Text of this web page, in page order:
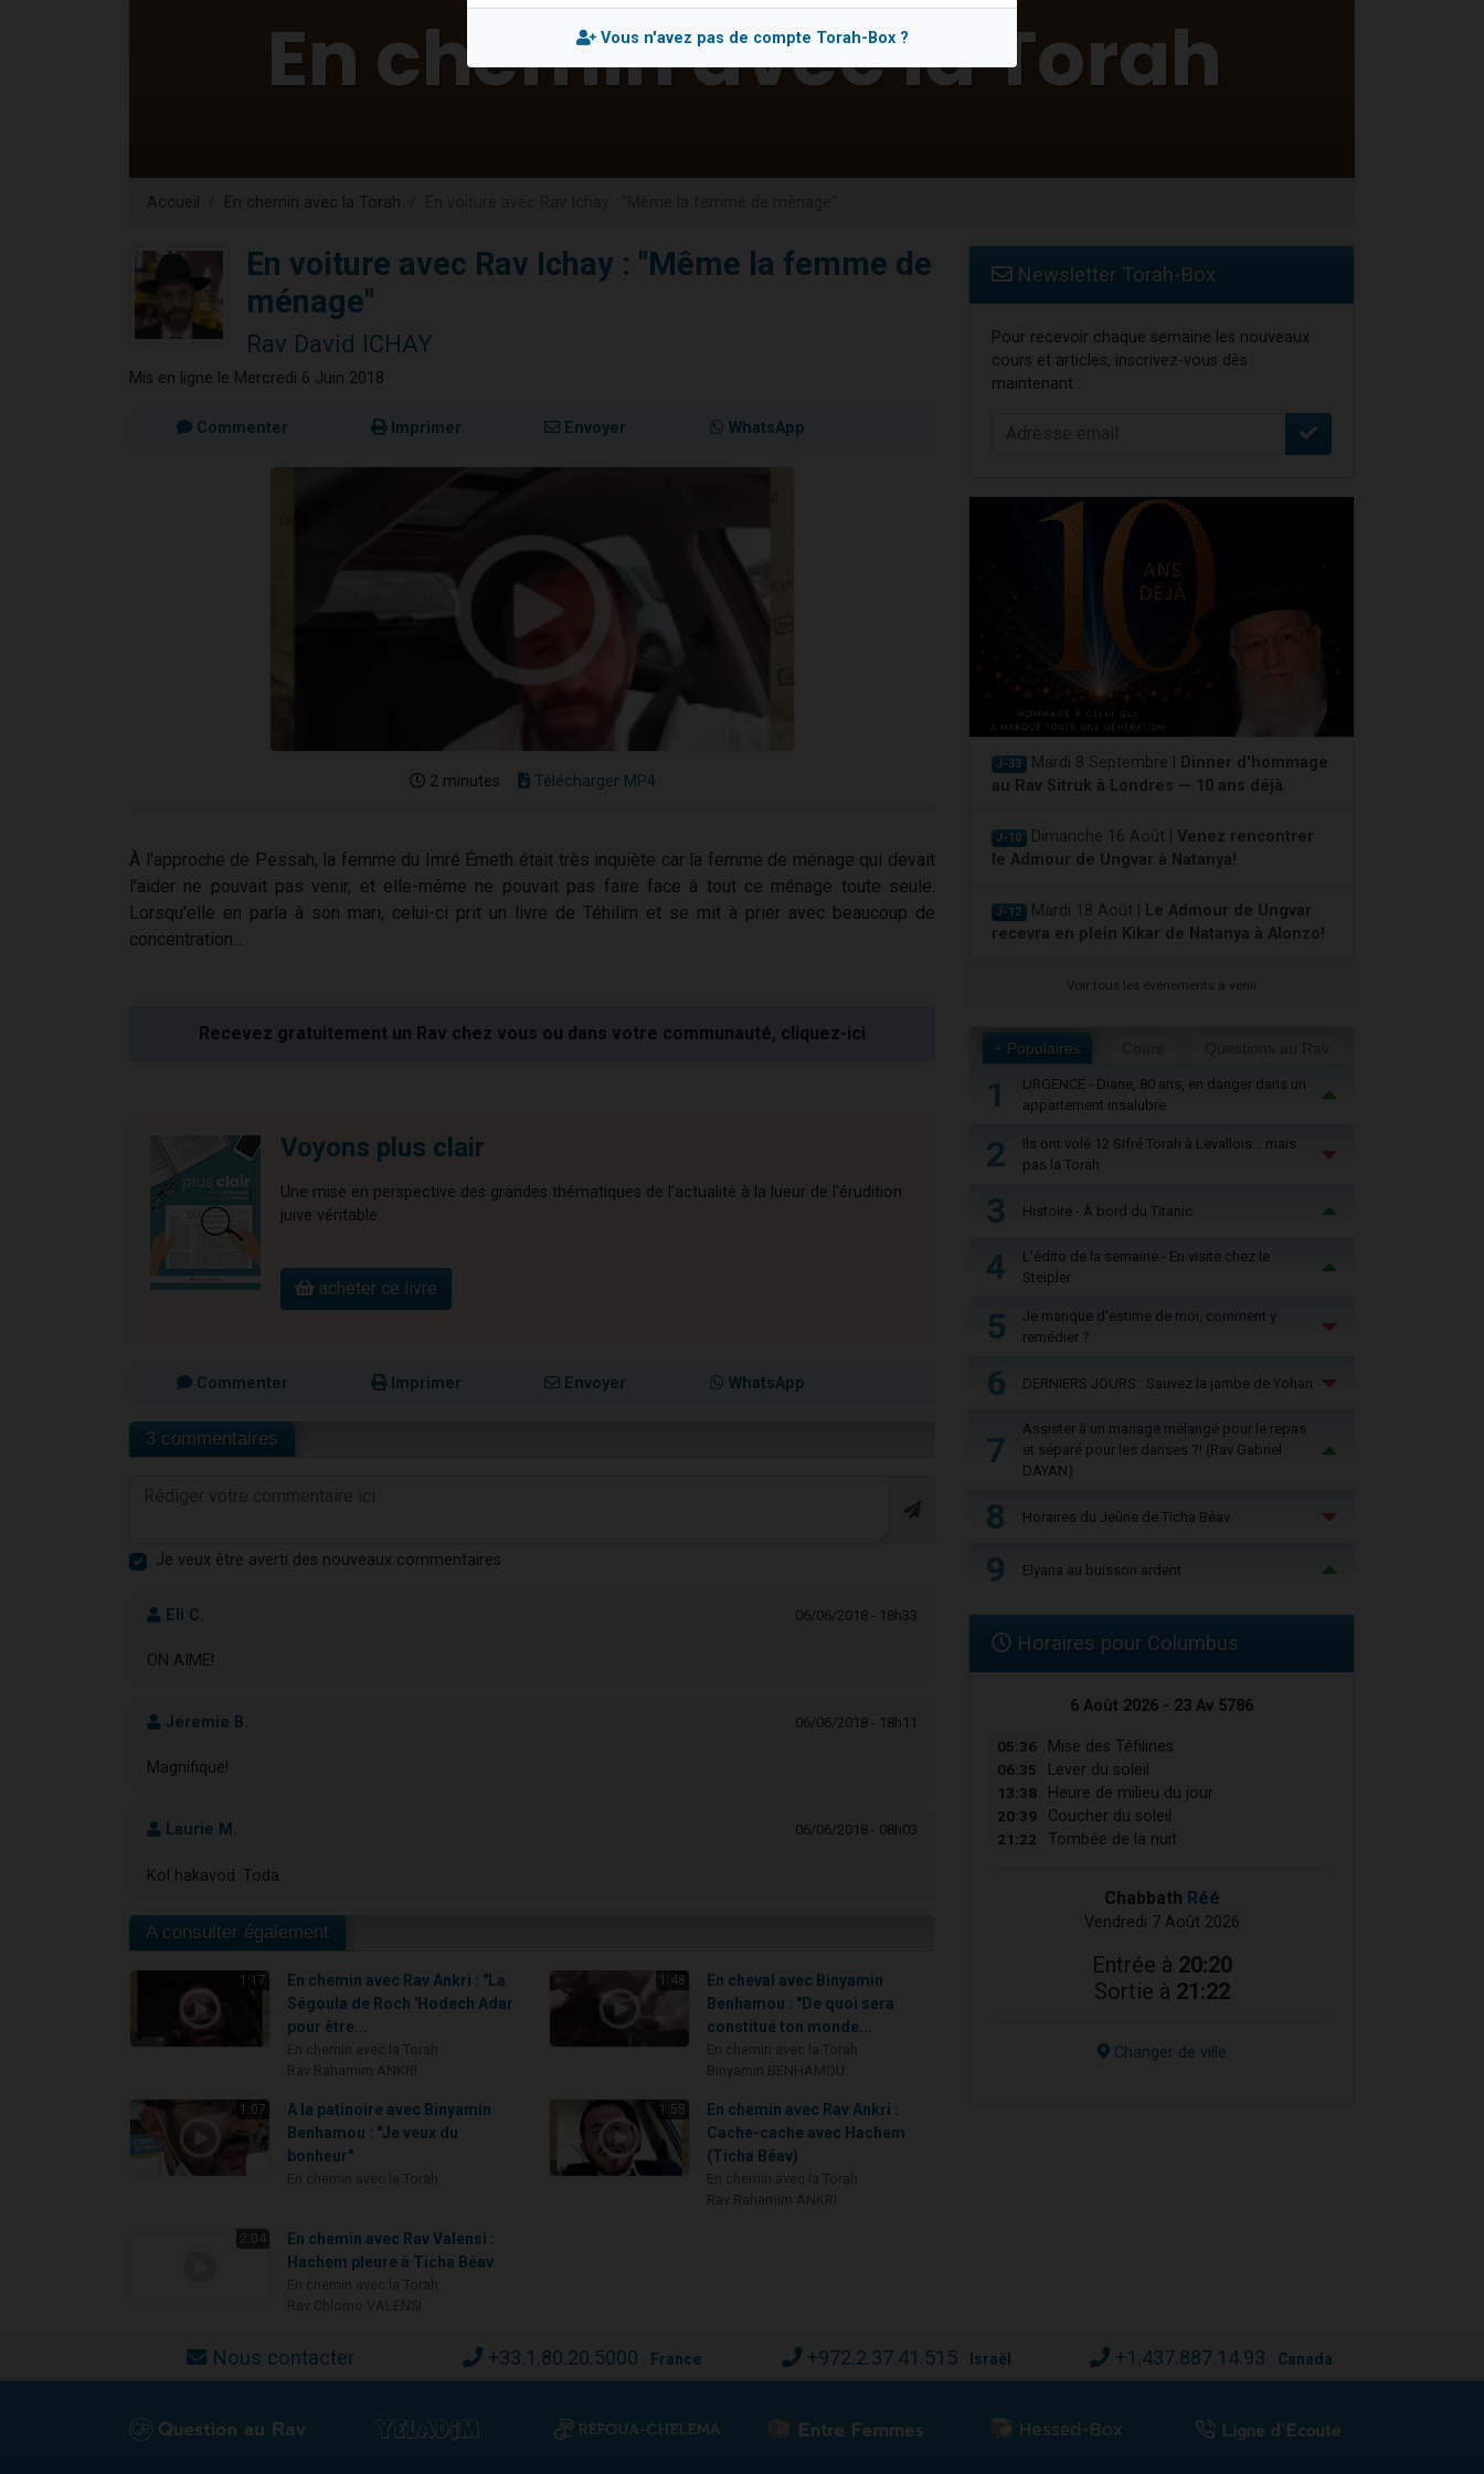
Il reste 49 places pour étudier en groupe sur Zoom
Ariel vient de donner son Maasser
Accueil En chemin avec la Torah
En voiture avec Rav Ichay : "Même la femme de
ménage"
Rav David ICHAY
Mis en ligne le Mercredi 6 Juin 2018
Commenter Imprimer Envoyer WhatsApp
2 minutes Télécharger MP4
À l'approche de Pessah, la femme du Imré Émeth était très inquiète car la femme de ménage qui devait
l'aider ne pouvait pas venir, et elle-même ne pouvait pas faire face à tout ce ménage toute seule.
Lorsqu'elle en parla à son mari, celui-ci prit un livre de Téhilim et se mit à prier avec beaucoup de
concentration...
Recevez gratuitement un Rav chez vous ou dans votre communauté, cliquez-ici
Voyons plus clair
Une mise en perspective des grandes thématiques de l'actualité à la lueur de l'érudition
juive véritable.
acheter ce livre
Commenter Imprimer Envoyer WhatsApp
3 commentaires
Je veux être averti des nouveaux commentaires
Eli C. 06/06/2018 - 18h33
ON AIME!
Jeremie B. 06/06/2018 - 18h11
Magnifique!
Laurie M. 06/06/2018 - 08h03
Kol hakavod. Toda.
A consulter également
1:17
En chemin avec Rav Ankri : "La
Ségoula de Roch 'Hodech Adar
pour être...
1:48
En cheval avec Binyamin
Benhamou : "De quoi sera
constitué ton monde...
1:07
A la patinoire avec Binyamin
Benhamou : "Je veux du
bonheur"
1:58
En chemin avec Rav Ankri :
Cache-cache avec Hachem
(Ticha Béav)
2:04
En chemin avec Rav Valensi :
Hachem pleure à Ticha Béav
Newsletter Torah-Box
Pour recevoir chaque semaine les nouveaux
cours et articles, inscrivez-vous dès
maintenant :
J-33 Mardi 8 Septembre |
Dinner d'hommage
au Rav Sitruk à Londres — 10 ans déjà
J-10 Dimanche 16 Août | Venez rencontrer
le Admour de Ungvar à Natanya!
J-12 Mardi 18 Août |
Le Admour de Ungvar
recevra en plein Kikar de Natanya à Alonzo!
Voir tous les événements à venir
+ Populaires
1
URGENCE - Diane, 80 ans, en danger dans un
appartement insalubre
2
Ils ont volé 12 Sifré Torah à Levallois… mais
pas la Torah
3 Histoire - À bord du Titanic
4
L'édito de la semaine - En visite chez le
Steipler
5
Je manque d'estime de moi, comment y
remédier ?
6 DERNIERS JOURS : Sauvez la jambe de Yohan
7
Assister à un mariage mélangé pour le repas
et séparé pour les danses ?! (Rav Gabriel
DAYAN)
8 Horaires du Jeûne de Ticha Béav
9 Elyana au buisson ardent
Horaires pour Columbus
6 Août 2026 - 23 Av 5786
05:36 Mise des Téfilines
06:35 Lever du soleil
13:38 Heure de milieu du jour
20:39 Coucher du soleil
21:22 Tombée de la nuit
Chabbath Réé
Vendredi 7 Août 2026
Entrée à 20:20
Sortie à 21:22
Changer de ville
Nous contacter +33.1.80.20.5000 France +972.2.37.41.515 Israël +1.437.887.14.93 Canada
Vous n'avez pas de compte Torah-Box ?